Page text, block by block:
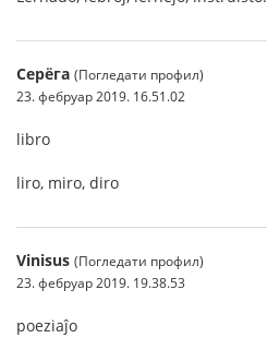
Серёга (Погледати профил)
23. фебруар 2019. 16.51.02
libro
liro, miro, diro
Vinisus (Погледати профил)
23. фебруар 2019. 19.38.53
poeziaĵo